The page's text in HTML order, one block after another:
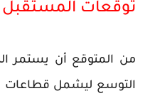
توقعات المستقبل
من المتوقع أن يستمر
التوسع ليشمل قطاعات